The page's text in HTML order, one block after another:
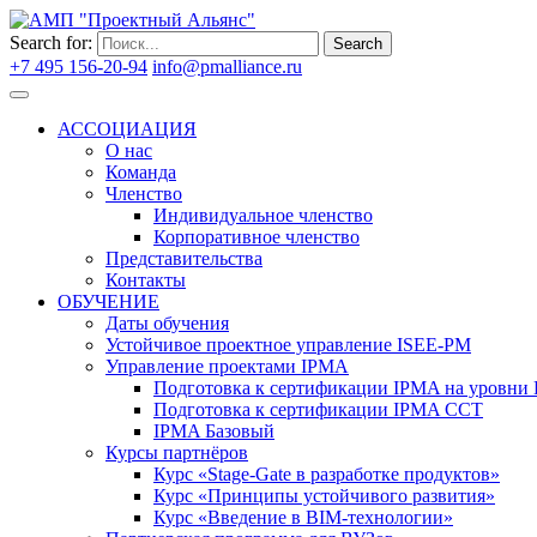
Search for: Search
+7 495 156-20-94 info@pmalliance.ru
АССОЦИАЦИЯ
О нас
Команда
Членство
Индивидуальное членство
Корпоративное членство
Представительства
Контакты
ОБУЧЕНИЕ
Даты обучения
Устойчивое проектное управление ISEE-PM
Управление проектами IPMA
Подготовка к сертификации IPMA на уровни
Подготовка к сертификации IPMA CCT
IPMA Базовый
Курсы партнёров
Курс «Stage-Gate в разработке продуктов»
Курс «Принципы устойчивого развития»
Курс «Введение в BIM-технологии»